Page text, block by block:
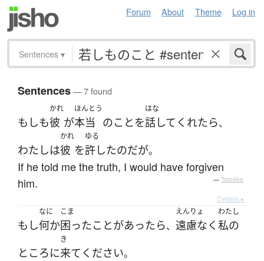
Forum About Theme Log in
Sentences ▾
Sentences— 7 found
もしも
かれ
彼 が
ほんとう
本当 のことを
はな
話して くれたら、
わたしは
かれ
彼 を
ゆる
許したのだが。
If he told me the truth, I would have forgiven
him.
— Tatoeba
Details ▸
もし
なに
何か
こま
困ったことがあったら、
えんりょ
遠慮なく
わたし
私の
ところに
き
来て ください。